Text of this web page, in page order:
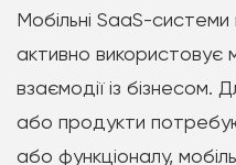
Мобільні SaaS-системи
активно використовує
взаємодії із бізнесом.
або продукти
або функціоналу,